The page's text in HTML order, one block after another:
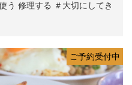
う 修理する ＃大切にしてき
ご予約受付中